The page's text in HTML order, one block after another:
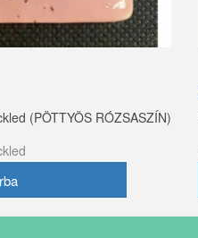
(PÖTTYÖS RÓZSASZÍN)